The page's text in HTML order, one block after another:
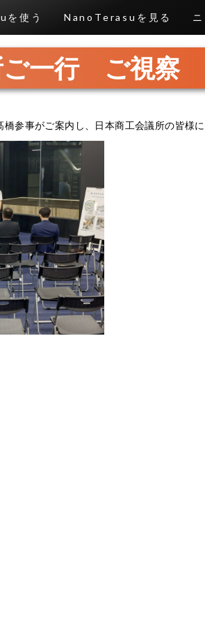
使う NanoTerasuを見る
ご一行 ご視察
参事がご案内し、日本商工会議所の皆様